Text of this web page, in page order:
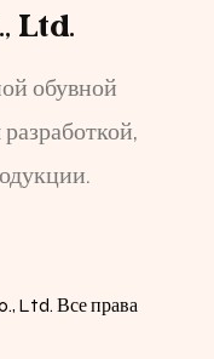
Ltd.
обувной
Ltd. Все права